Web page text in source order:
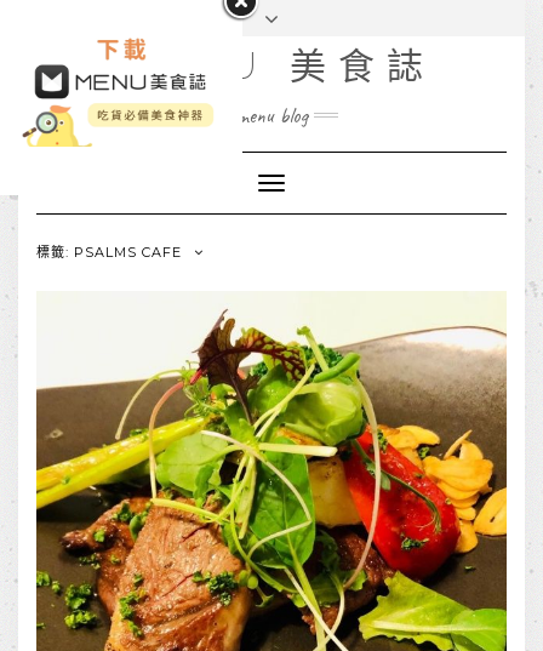
MENU 美食誌
menu blog
Toggle
Navigation
標籤: PSALMS CAFE